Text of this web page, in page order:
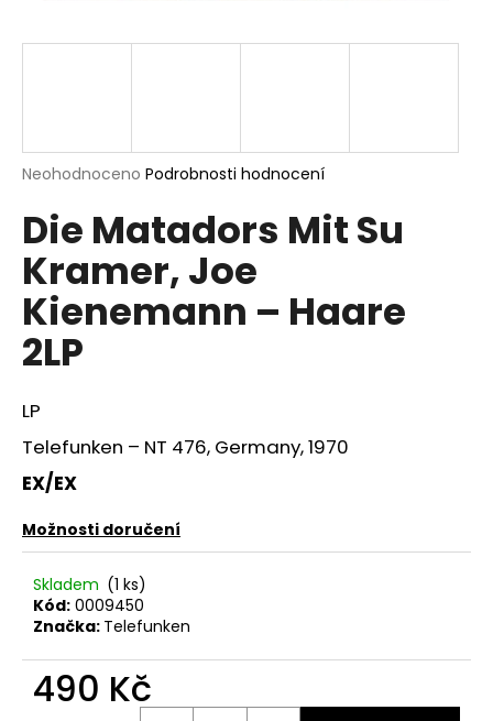
Průměrné
produktu
je
0,0
5
hvězdiček.
Neohodnoceno Podrobnosti hodnocení
Die Matadors Mit Su
Kramer, Joe
Kienemann – Haare
2LP
LP
Telefunken ‎– NT 476, Germany, 1970
EX/EX
Možnosti doručení
Skladem (1 ks)
Kód: 0009450
Značka: Telefunken
490 Kč
j
?
HLEDAT
D
o
p
o
r
u
č
u
j
m
e
JETHRO
TULL